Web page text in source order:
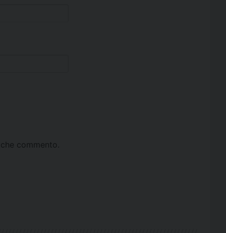
commento.